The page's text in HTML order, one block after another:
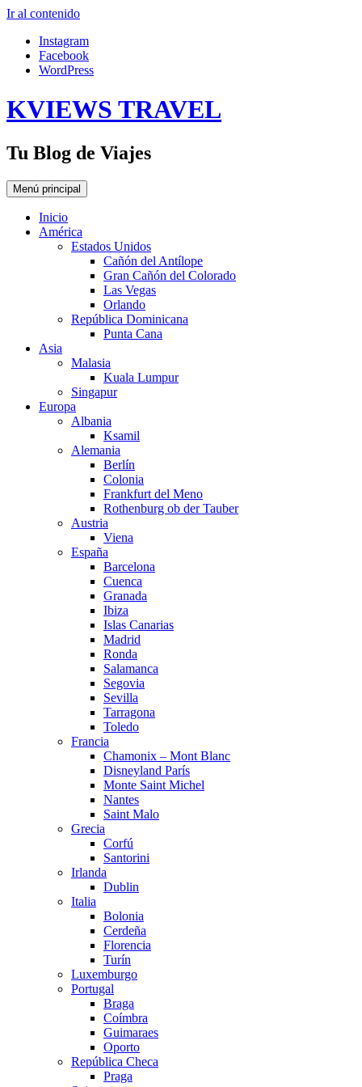
Ir al contenido
Instagram
Facebook
WordPress
KVIEWS TRAVEL
Tu Blog de Viajes
Menú principal
Inicio
América
Estados Unidos
Cañón del Antílope
Gran Cañón del Colorado
Las Vegas
Orlando
República Dominicana
Punta Cana
Asia
Malasia
Kuala Lumpur
Singapur
Europa
Albania
Ksamil
Alemania
Berlín
Colonia
Frankfurt del Meno
Rothenburg ob der Tauber
Austria
Viena
España
Barcelona
Cuenca
Granada
Ibiza
Islas Canarias
Madrid
Ronda
Salamanca
Segovia
Sevilla
Tarragona
Toledo
Francia
Chamonix – Mont Blanc
Disneyland París
Monte Saint Michel
Nantes
Saint Malo
Grecia
Corfú
Santorini
Irlanda
Dublin
Italia
Bolonia
Cerdeña
Florencia
Turín
Luxemburgo
Portugal
Braga
Coímbra
Guimaraes
Oporto
República Checa
Praga